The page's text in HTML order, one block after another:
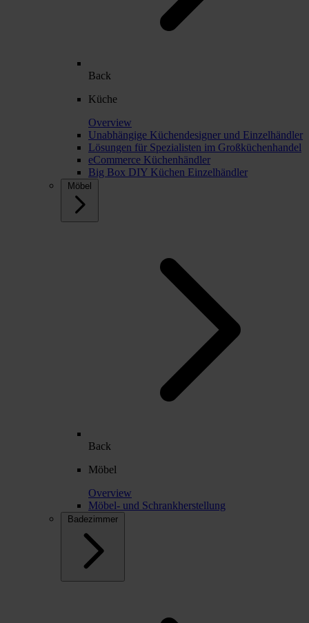
Back
Küche
Overview
Unabhängige Küchendesigner und Einzelhändler
Lösungen für Spezialisten im Großküchenhandel
eCommerce Küchenhändler
Big Box DIY Küchen Einzelhändler
Möbel
Back
Möbel
Overview
Möbel- und Schrankherstellung
Badezimmer